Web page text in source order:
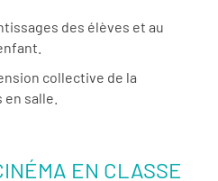
des élèves et au
collective de la
salle.
EN CLASSE